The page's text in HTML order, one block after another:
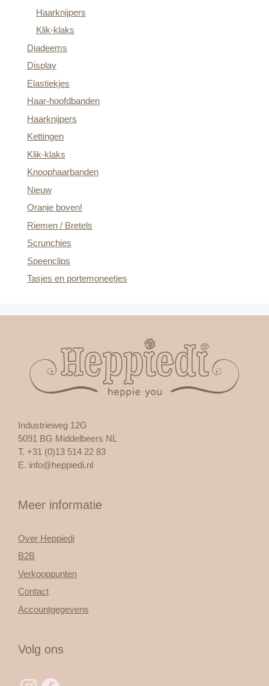
Haarknijpers
Klik-klaks
Diadeems
Display
Elastiekjes
Haar-hoofdbanden
Haarknijpers
Kettingen
Klik-klaks
Knoophaarbanden
Nieuw
Oranje boven!
Riemen / Bretels
Scrunchies
Speenclips
Tasjes en portemoneetjes
Industrieweg 12G
5091 BG Middelbeers NL
T. +31 (0)13 514 22 83
E. info@heppiedi.nl
Meer informatie
Over Heppiedi
B2B
Verkooppunten
Contact
Accountgegevens
Volg ons